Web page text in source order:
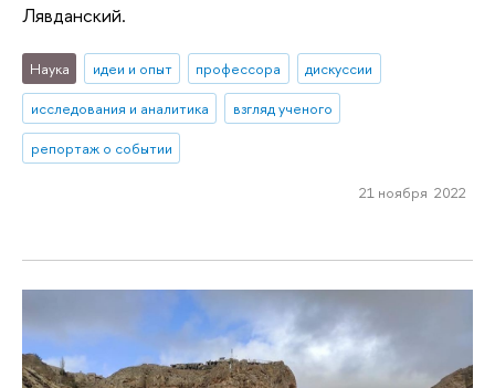
Лявданский.
Наука идеи и опыт профессора
дискуссии
исследования и аналитика
взгляд ученого
репортаж о событии
21 ноября 2022